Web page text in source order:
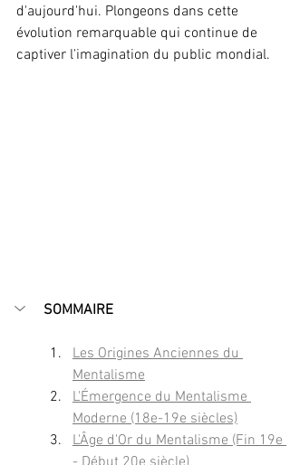
d'aujourd'hui. Plongeons dans cette
évolution remarquable qui continue de
captiver l'imagination du public mondial.
SOMMAIRE
Les Origines Anciennes du
Mentalisme
L'Émergence du Mentalisme
Moderne (18e-19e siècles)
L'Âge d'Or du Mentalisme (Fin 19e